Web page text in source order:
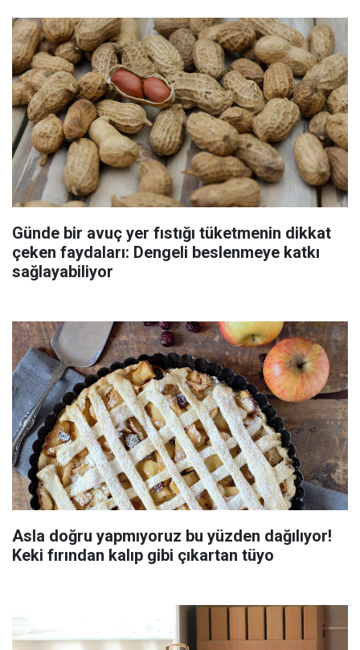
Günde bir avuç yer fıstığı tüketmenin dikkat
çeken faydaları: Dengeli beslenmeye katkı
sağlayabiliyor
Asla doğru yapmıyoruz bu yüzden dağılıyor!
Keki fırından kalıp gibi çıkartan tüyo